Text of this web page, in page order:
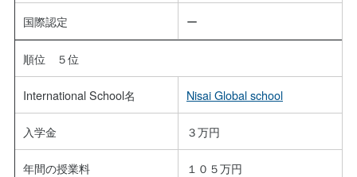
国際認定 ー
順位 ５位
International School名 Nisai Global school
入学金 ３万円
年間の授業料 １０５万円